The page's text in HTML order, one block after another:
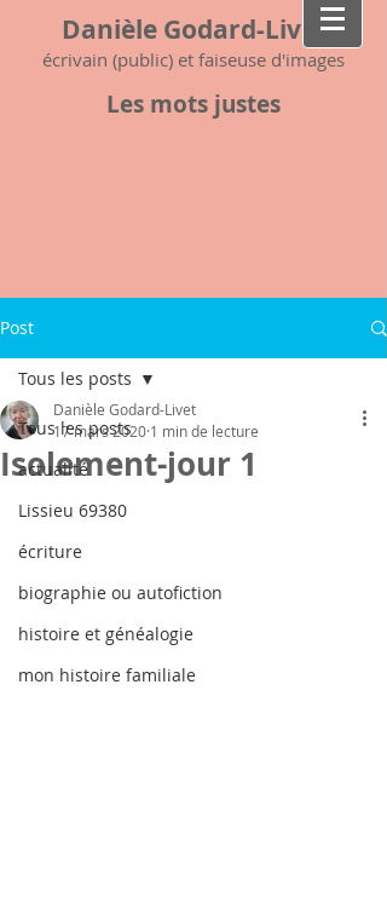
Danièle Godard-Livet
écrivain (public) et faiseuse d'images
Les mots justes
Post
Tous les posts
actualité
Lissieu 69380
écriture
biographie ou autofiction
histoire et généalogie
mon histoire familiale
Tous les posts
Isolement-jour 1
Danièle Godard-Livet
17 mars 2020 1 min de lecture